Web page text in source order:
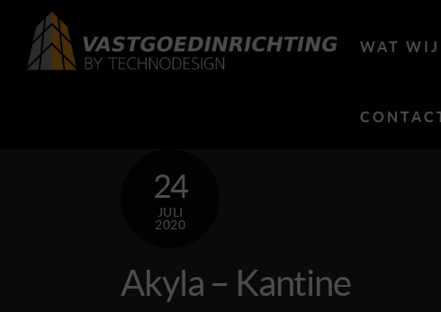
content
WAT WIJ
24
JULI
2020
Akyla – Kantine